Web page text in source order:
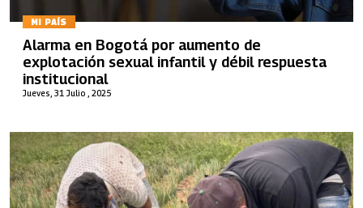
MI PAÍS
Jueves, 31 Julio , 2025
Alarma en Bogotá por aumento de
explotación sexual infantil y débil respuesta
institucional